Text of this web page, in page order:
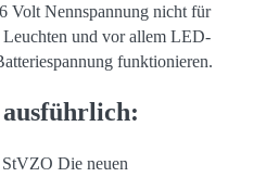
Volt Nennspannung nicht für
Leuchten und vor allem LED-
funktionieren.
Die neuen